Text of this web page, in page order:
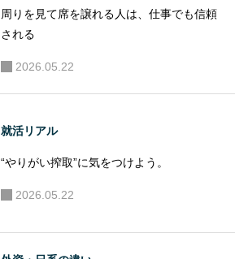
周りを見て席を譲れる人は、仕事でも信頼
される
2026.05.22
就活リアル
“やりがい搾取”に気をつけよう。
2026.05.22